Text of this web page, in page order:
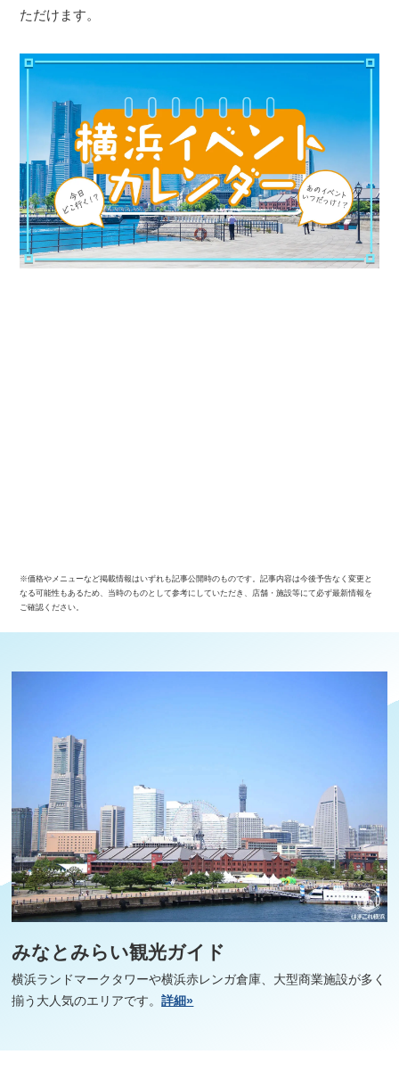
ただけます。
※価格やメニューなど掲載情報はいずれも記事公開時のものです。記事内容は今後予告なく変更と
なる可能性もあるため、当時のものとして参考にしていただき、店舗・施設等にて必ず最新情報を
ご確認ください。
みなとみらい観光ガイド
横浜ランドマークタワーや横浜赤レンガ倉庫、大型商業施設が多く
揃う大人気のエリアです。詳細»